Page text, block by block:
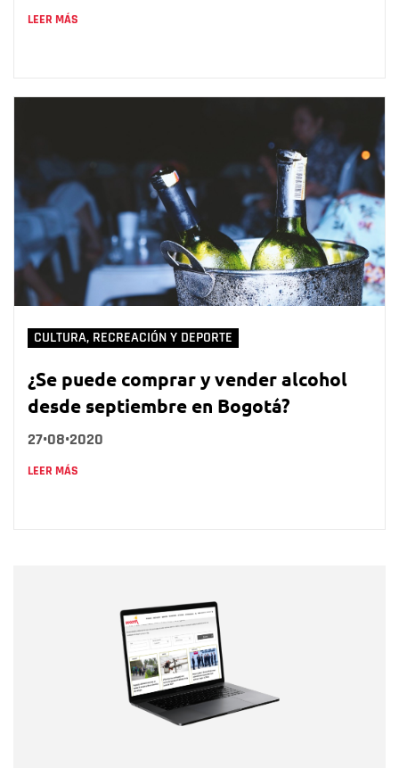
LEER MÁS
CULTURA, RECREACIÓN Y DEPORTE
¿Se puede comprar y vender alcohol
desde septiembre en Bogotá?
27•08•2020
LEER MÁS
Correo electrónico
Tipo de comentario